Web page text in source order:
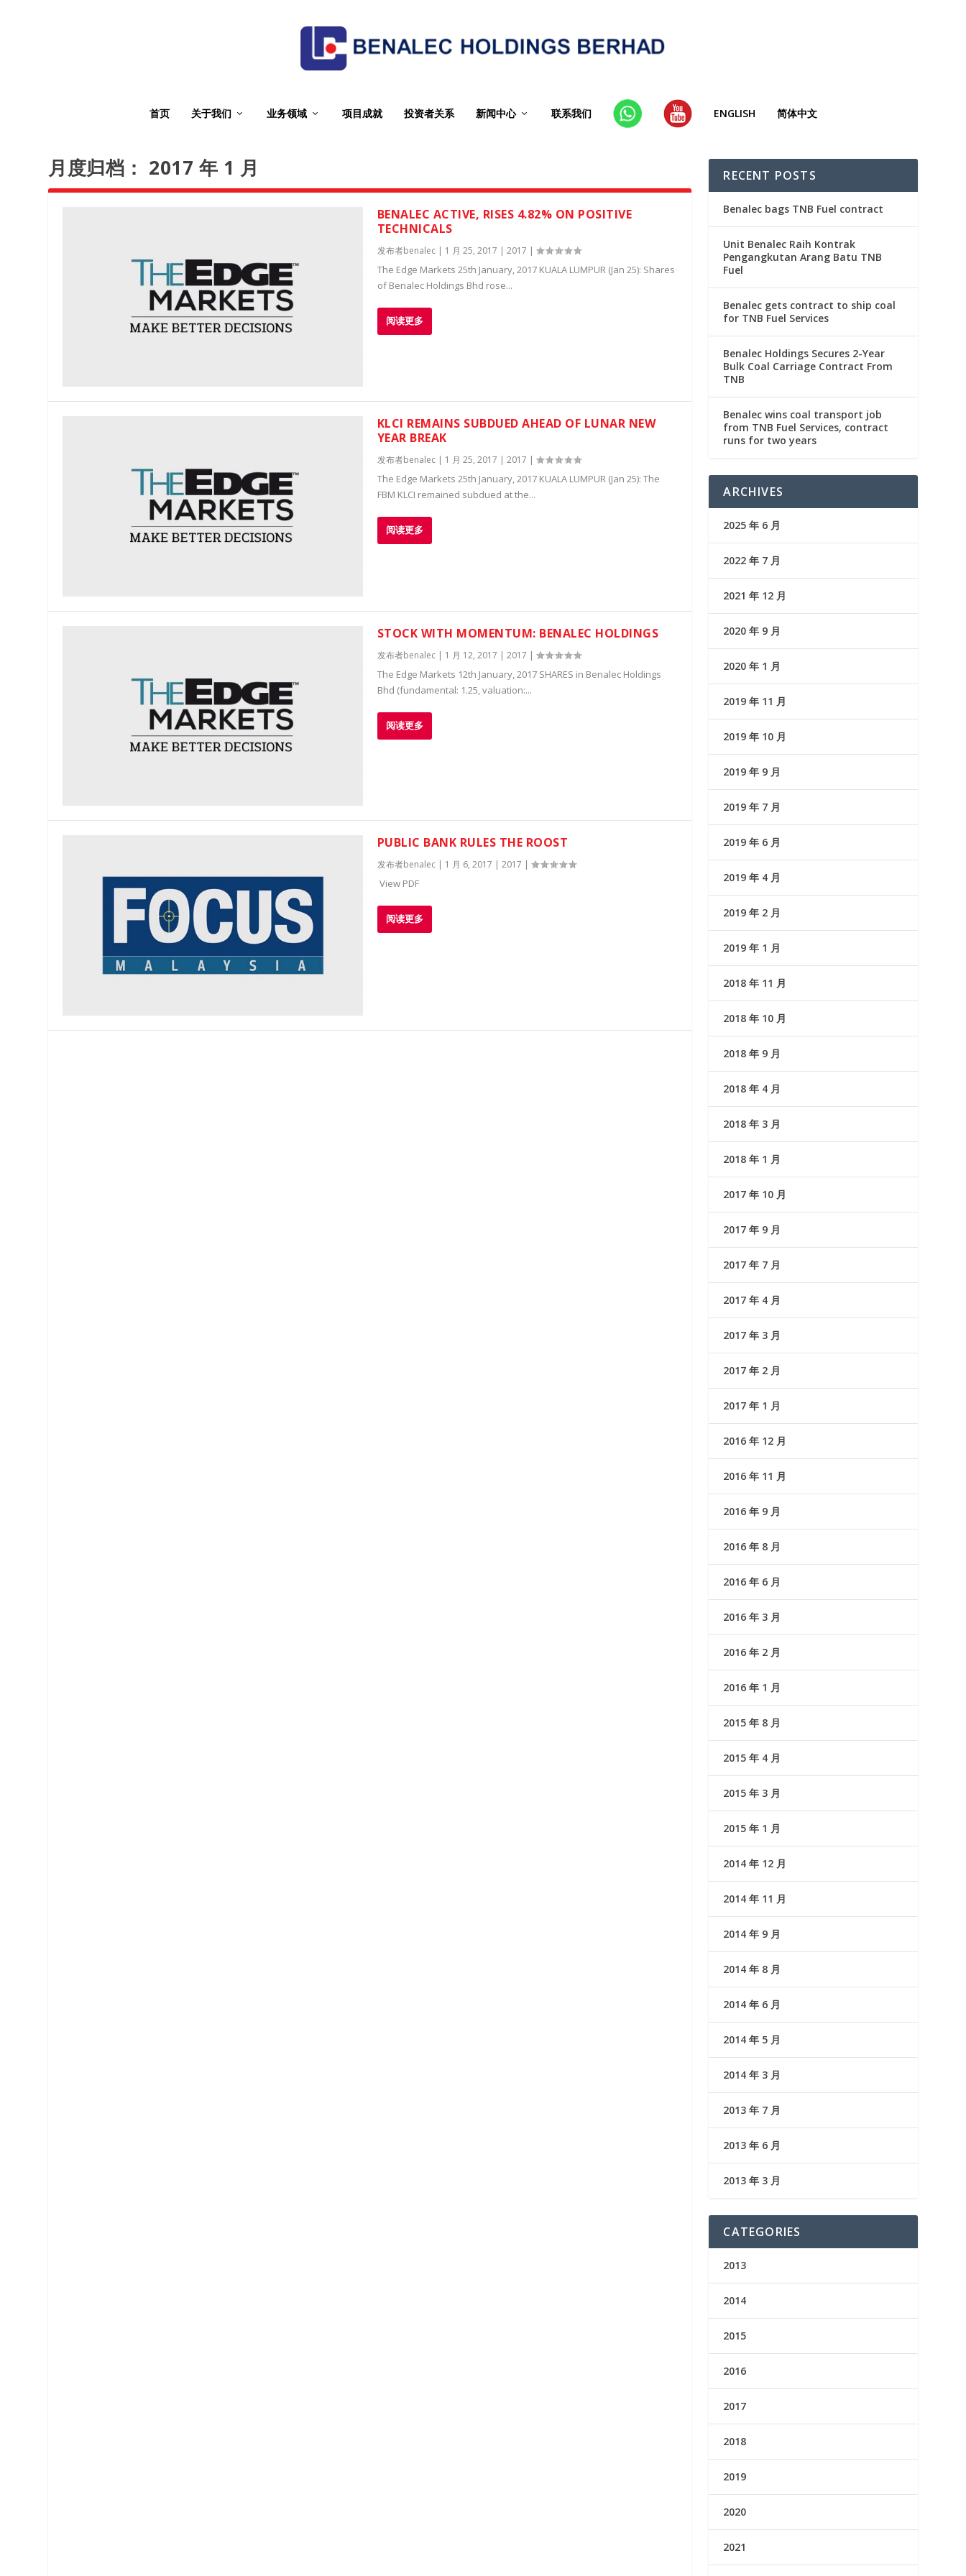
首页 关于我们 业务领域 项目成就 投资者关系 新闻中心 联系我们 CT YT ENGLISH 简体中文
月度归档： 2017 年 1 月
BENALEC ACTIVE, RISES 4.82% ON POSITIVE
TECHNICALS
发布者benalec| 1 月 25, 2017 | 2017 |
The Edge Markets 25th January, 2017 KUALA LUMPUR (Jan 25): Shares
of Benalec Holdings Bhd rose...
阅读更多
KLCI REMAINS SUBDUED AHEAD OF LUNAR NEW
YEAR BREAK
发布者benalec| 1 月 25, 2017 | 2017 |
The Edge Markets 25th January, 2017 KUALA LUMPUR (Jan 25): The
FBM KLCI remained subdued at the...
阅读更多
STOCK WITH MOMENTUM: BENALEC HOLDINGS
发布者benalec| 1 月 12, 2017 | 2017 |
The Edge Markets 12th January, 2017 SHARES in Benalec Holdings
Bhd (fundamental: 1.25, valuation:...
阅读更多
PUBLIC BANK RULES THE ROOST
发布者benalec| 1 月 6, 2017 | 2017 |
View PDF
阅读更多
RECENT POSTS
Benalec bags TNB Fuel contract
Unit Benalec Raih Kontrak
Pengangkutan Arang Batu TNB
Fuel
Benalec gets contract to ship coal
for TNB Fuel Services
Benalec Holdings Secures 2-Year
Bulk Coal Carriage Contract From
TNB
Benalec wins coal transport job
from TNB Fuel Services, contract
runs for two years
ARCHIVES
2025 年 6 月
2022 年 7 月
2021 年 12 月
2020 年 9 月
2020 年 1 月
2019 年 11 月
2019 年 10 月
2019 年 9 月
2019 年 7 月
2019 年 6 月
2019 年 4 月
2019 年 2 月
2019 年 1 月
2018 年 11 月
2018 年 10 月
2018 年 9 月
2018 年 4 月
2018 年 3 月
2018 年 1 月
2017 年 10 月
2017 年 9 月
2017 年 7 月
2017 年 4 月
2017 年 3 月
2017 年 2 月
2017 年 1 月
2016 年 12 月
2016 年 11 月
2016 年 9 月
2016 年 8 月
2016 年 6 月
2016 年 3 月
2016 年 2 月
2016 年 1 月
2015 年 8 月
2015 年 4 月
2015 年 3 月
2015 年 1 月
2014 年 12 月
2014 年 11 月
2014 年 9 月
2014 年 8 月
2014 年 6 月
2014 年 5 月
2014 年 3 月
2013 年 7 月
2013 年 6 月
2013 年 3 月
CATEGORIES
2013
2014
2015
2016
2017
2018
2019
2020
2021